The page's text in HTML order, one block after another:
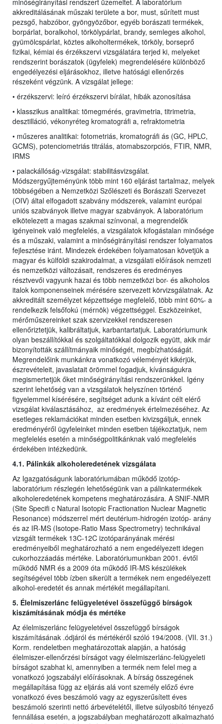
minőségirányítási rendszert üzemeltet. A laboratórium
akkreditálásának műszaki területe a bor, must, sűrített must
pezsgő, habzóbor, gyöngyözőbor, egyéb borászati termékek,
borpárlat, boralkohol, törkölypárlat, brandy, semleges alkohol,
gyümölcspárlat, köztes alkoholtermékek, törköly, borseprő
fizikai, kémiai és érzékszervi vizsgálatára terjed ki, melyeket
rendszerint borászatok (ügyfelek) megrendelésére különböző
engedélyezési eljárásokhoz, illetve hatósági ellenőrzés
részeként végzünk. A vizsgálat jellege:
• érzékszervi: leíró érzékszervi bírálat, hibák azonosítása
• klasszikus analitikai: tömegmérés, gravimetria, titrimetria,
desztilláció, vékonyréteg kromatográfi a, refraktometria
• műszeres analitikai: fotometriás, kromatográfi ás (GC, HPLC,
GCMS), potenciometriás titrálás, atomabszorpciós, FTIR, NMR,
IRMS
• palackállóság-vizsgálat: stabilitásvizsgálat.
Módszergyűjteményünk több mint 160 eljárást tartalmaz, melyek
többségében a Nemzetközi Szőlészeti és Borászati Szervezet
(OIV) által elfogadott szabvány módszerek, valamint európai
uniós szabványok illetve magyar szabványok. A laboratórium
elkötelezett a magas szakmai színvonal, a megrendelők
igényeinek való megfelelés, a vizsgálatok kifogástalan minősége
és a műszaki, valamint a minőségirányítási rendszer folyamatos
fejlesztése iránt. Mindezek érdekében folyamatosan követjük a
magyar és külföldi szakirodalmat, a vizsgálati előírások nemzeti
és nemzetközi változásait, rendszeres és eredményes
résztvevői vagyunk hazai és több nemzetközi bor- és alkoholos
italok komponenseinek mérésére szervezett körvizsgálatnak. Az
akkreditált személyzet képzettsége megfelelő, több mint 60%- a
rendelkezik felsőfokú (mérnök) végzettséggel. Eszközeinket,
mérőműszereinket szak szervizekkel rendszeresen
ellenőriztetjük, kalibráltatjuk, karbantartatjuk. Laboratóriumunk
olyan beszállítókkal és szolgáltatókkal dolgozik együtt, akik már
bizonyították szállítmányaik minőségét, megbízhatóságát.
Megrendelőink munkánkra vonatkozó véleményét kikérjük,
észrevételeit, javaslatait örömmel fogadjuk, kívánságukra
megismertetjük őket minőségirányítási rendszerünkkel. Igény
szerint lehetőség van a vizsgálatok helyszínen történő
figyelemmel kísérésére, segítséget adunk a kívánt célt elérő
vizsgálat kiválasztásához, az eredmények értelmezéséhez. Az
esetleges reklamációkat minden esetben kivizsgáljuk, ennek
eredményéről ügyfeleinket minden esetben tájékoztatjuk, nem
megfelelés esetén a minőségpolitikánknak való megfelelés
érdekében intézkedünk.
4.1. Pálinkák alkoholeredetének vizsgálata
Az Igazgatóságunk laboratóriumában működő izotóp-
laboratórium részlegén lehetőségünk van a pálinkatermékek
alkoholeredetének kompetens meghatározására. A SNIF-NMR
(Site Specifi c Natural Isotopic Fractionation Nuclear Magnetic
Resonance) módszerrel mért deutérium-hidrogén izotóp- arány
és az IR-MS (Isotope-Ratio Mass Spectrometry) technikával
vizsgált termékek 13C-12C izotóparányának mérési
eredményeiből meghatározható a nem engedélyezett idegen
cukorhozzáadás mértéke. Laboratóriumunkban 2001. évtől
működő NMR és a 2009 óta működő IR-MS készülékek
segítségével több ízben sikerült a termékek nem engedélyezett
alkohol-eredetét és annak mértékét megállapítani.
5. Élelmiszerlánc felügyeletével összefüggő bírságok
kiszámításának módja és mértéke
Az élelmiszerlánc felügyeletével összefüggő bírságok
kiszámításának .ódjáról és mértékéről szóló 194/2008. (VII. 31.)
Korm. rendeletben meghatározottak alapján, a hatóság
élelmiszer-ellenőrzési bírságot vagy élelmiszerlánc-felügyeleti
bírságot szabhat ki, amennyiben a termék nem felel meg a
vonatkozó jogszabályi előírásoknak. A bírság összegének
megállapítása függ az eljárás alá vont személy előző évre
vonatkozó éves beszámoló vagy az egyszerűsített éves
beszámoló szerinti nettó árbevételétől, illetve súlyosbító tényező
fennállása esetén, a jogszabályban meghatározott alkalmazható